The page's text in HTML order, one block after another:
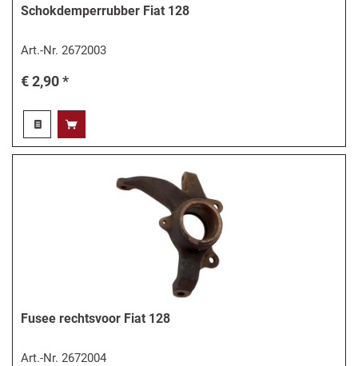
Schokdemperrubber Fiat 128
Art.-Nr.2672003
€ 2,90 *
Fusee rechtsvoor Fiat 128
Art.-Nr.2672004